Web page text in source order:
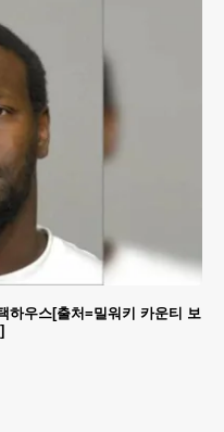
하우스[출처=밀워키 카운티 보